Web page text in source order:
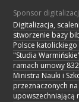
Sponsor
Digitalizacja,
stworzenie bazy
Polsce
"Studia
ramach umowy
Ministra Nauki i
przeznaczonych
upowszechniającą